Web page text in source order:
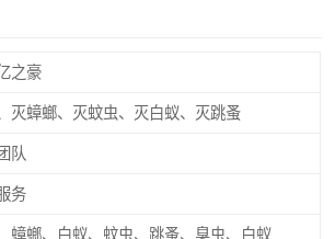
之豪
灭蟑螂、灭蚊虫、灭白蚁、灭跳蚤
队
务
蟑螂、白蚁、蚊虫、跳蚤、臭虫、白蚁